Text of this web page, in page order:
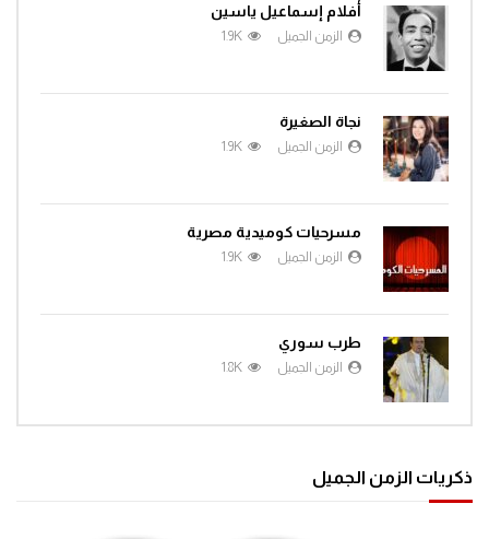
أفلام إسماعيل ياسين
الزمن الجميل 1.9K
نجاة الصغيرة
الزمن الجميل 1.9K
مسرحيات كوميدية مصرية
الزمن الجميل 1.9K
طرب سوري
الزمن الجميل 1.8K
ذكريات الزمن الجميل